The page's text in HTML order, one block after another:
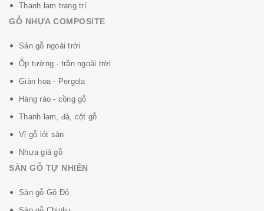
Thanh lam trang trí
GỖ NHỰA COMPOSITE
Sàn gỗ ngoài trời
Ốp tường - trần ngoài trời
Giàn hoa - Pergola
Hàng rào - cồng gỗ
Thanh lam, đà, cột gỗ
Vỉ gỗ lót sàn
Nhựa giả gỗ
SÀN GỖ TỰ NHIÊN
Sàn gỗ Gõ Đỏ